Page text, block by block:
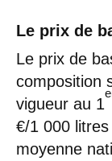
Le prix de
Le prix de
composition
vigueur au 1
€/1 000
moyenne